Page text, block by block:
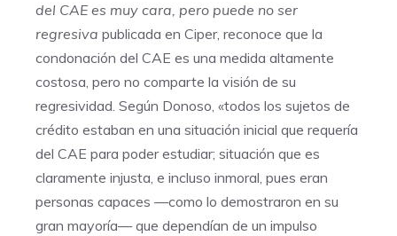
del CAE es muy cara, pero puede no ser
regresiva publicada en Ciper, reconoce que la
condonación del CAE es una medida altamente
costosa, pero no comparte la visión de su
regresividad. Según Donoso, «todos los sujetos de
crédito estaban en una situación inicial que requería
del CAE para poder estudiar; situación que es
claramente injusta, e incluso inmoral, pues eran
personas capaces —como lo demostraron en su
gran mayoría— que dependían de un impulso